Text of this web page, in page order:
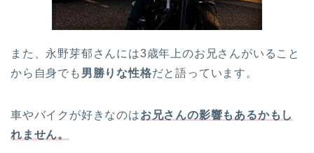
また、永野芽郁さんには3歳年上のお兄さんがいること
から自身でも 男勝りな性格だと語っています。
車やバイクが好きなのはお兄さんの影響もあるかもし
れません。